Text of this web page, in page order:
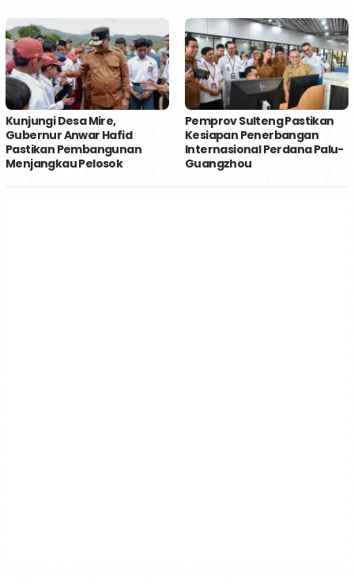
Kunjungi Desa Mire,
Gubernur Anwar Hafid
Pastikan Pembangunan
Menjangkau Pelosok
Pemprov Sulteng Pastikan
Kesiapan Penerbangan
Internasional Perdana Palu-
Guangzhou